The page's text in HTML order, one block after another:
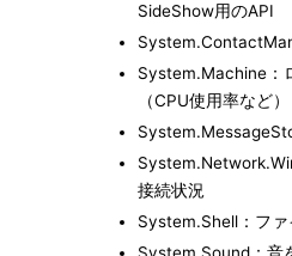
SideShow用のAPI
System.Machine：
（CPU使用率など）
接続状況
System.Shell：フ